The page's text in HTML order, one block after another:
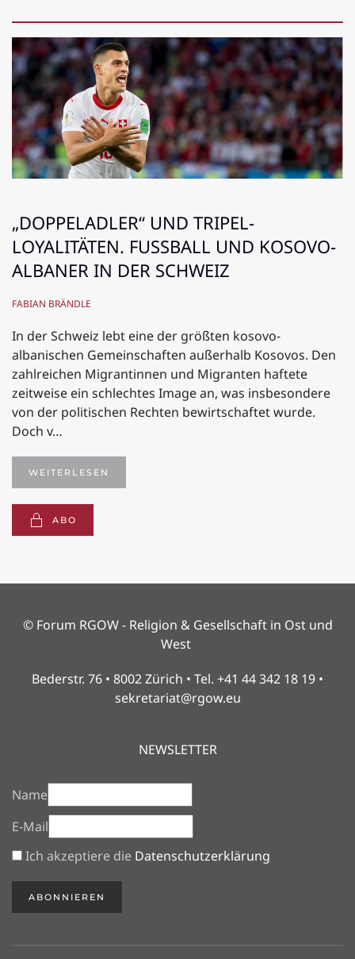
„DOPPELADLER“ UND TRIPEL-
LOYALITÄTEN. FUSSBALL UND KOSOVO-A
LBANER IN DER SCHWEIZ
FABIAN BRÄNDLE
In der Schweiz lebt eine der größten kosovo-
albanischen Gemeinschaften außerhalb Kosovos. Den
zahlreichen Migrantinnen und Migranten haftete
zeitweise ein schlechtes Image an, was insbesondere
von der politischen Rechten bewirtschaftet wurde.
Doch v…
WEITERLESEN
ABO
© Forum RGOW - Religion & Gesellschaft in Ost und
West
Bederstr. 76 • 8002 Zürich • Tel. +41 44 342 18 19 •
sekretariat@rgow.eu
NEWSLETTER
Name
E-Mail
Ich akzeptiere die Datenschutzerklärung
ABONNIEREN